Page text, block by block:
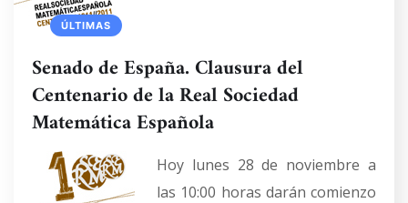
ÚLTIMAS
Senado de España. Clausura del
Centenario de la Real Sociedad
Matemática Española
Hoy lunes 28 de noviembre a
las 10:00 horas darán comienzo